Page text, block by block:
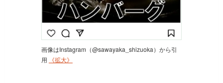
画像はInstagram（@sawayaka_shizuoka）から引
用
《拡大》